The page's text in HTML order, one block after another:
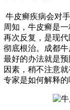
牛皮癣疾病会对
周知，牛皮癣是
再次反复，是现
彻底根治。成都
最好的办法就是
因素，稍不注意
专家是如何解释的